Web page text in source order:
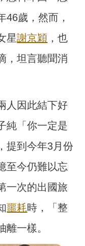
46歲，然而，
星謝京穎 ，也
，坦言聽聞消
人因此結下好
純「你一定是
提到今年3月份
至今仍難以忘
一次的出國旅
噩耗時，「整
一樣。